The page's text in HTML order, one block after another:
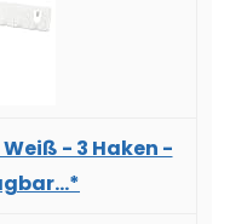
Weiß - 3 Haken -